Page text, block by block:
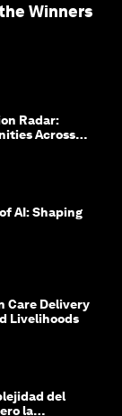
Winners
Radar:
Across
AI: Shaping
Care Delivery
Livelihoods
del
la